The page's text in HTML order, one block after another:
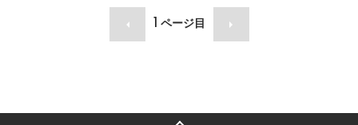
ページ目